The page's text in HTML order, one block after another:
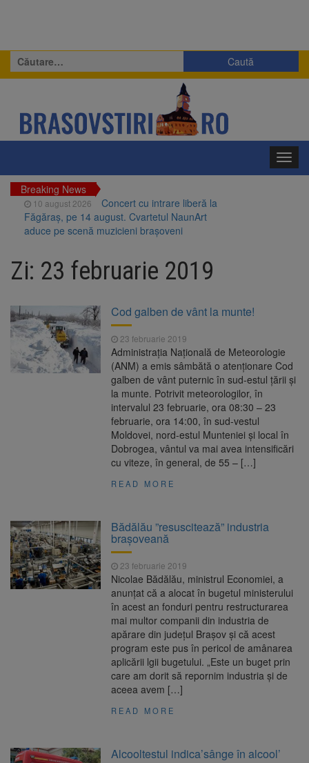
Caută
după:
Breaking News
10 august 2026
Concert cu intrare liberă la
Făgăraș, pe 14 august. Cvartetul NaunArt
aduce pe scenă muzicieni brașoveni
linia 510 Brașov – Hărman
10 august 2026
Nivelul Dunării a crescut la
Cernavodă. Unitatea 2 a centralei nucleare
poate funcționa cel puțin încă nouă zile
10 august 2026
Șapte persoane, arestate
preventiv după atacul asupra ambulanței
Încă 11,5 milioane de lei
nerambursabili pentru a păstra vie istoria
Zi: 23 februarie 2019
Cod galben de vânt la munte!
23 februarie 2019
Administraţia Naţională de Meteorologie
(ANM) a emis sâmbătă o atenţionare Cod
galben de vânt puternic în sud-estul ţării şi
la munte. Potrivit meteorologilor, în
intervalul 23 februarie, ora 08:30 – 23
februarie, ora 14:00, în sud-vestul
Moldovei, nord-estul Munteniei şi local în
Dobrogea, vântul va mai avea intensificări
cu viteze, în general, de 55 – […]
READ MORE
Bădălău ”resuscitează” industria
brașoveană
23 februarie 2019
Nicolae Bădălău, ministrul Economiei, a
anunțat că a alocat în bugetul ministerului
în acest an fonduri pentru restructurarea
mai multor companii din industria de
apărare din județul Brașov și că acest
program este pus în pericol de amânarea
aplicării lgii bugetului. „Este un buget prin
care am dorit să repornim industria și de
aceea avem […]
READ MORE
Alcooltestul indica’sânge în alcool’